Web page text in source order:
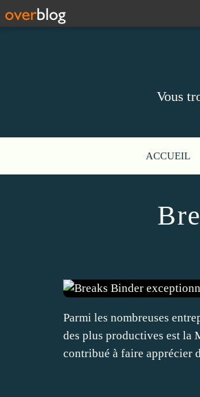
Vous
ACCUEIL
Parmi les nombreuses
des plus productives est la
contribué à faire apprécier